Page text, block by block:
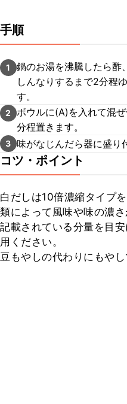
手順
1
鍋のお湯を沸騰したら酢
しんなりするまで2分程
す。
2
ボウルに(A)を入れて混
分程置きます。
3 味がなじんだら器に盛り
コツ・ポイント
白だしは10倍濃縮タイプ
類によって風味や味の濃
記載されている分量を目
用ください。
豆もやしの代わりにもや